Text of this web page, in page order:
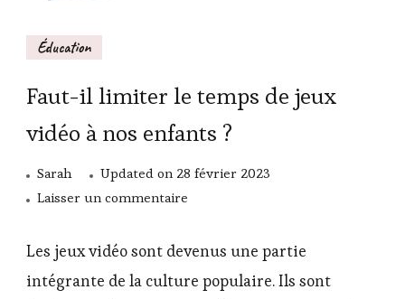
Éducation
Faut-il limiter le temps de jeux
vidéo à nos enfants ?
Sarah Updated on 28 février 2023
Laisser un commentaire
il
Les jeux vidéo sont devenus une partie
intégrante de la culture populaire. Ils sont